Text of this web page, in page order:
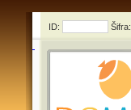
ID: Šifra: